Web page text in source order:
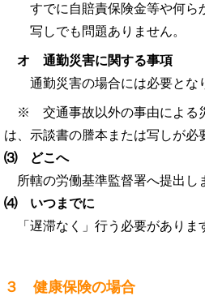
すでに自賠責保険金等や何ら
写しでも問題ありません。
オ 通勤災害に関する事項
通勤災害の場合には必要とな
※ 交通事故以外の事由による
は、示談書の謄本または写しが必
⑶ どこへ
所轄の労働基準監督署へ提出し
⑷ いつまでに
「遅滞なく」行う必要がありま
３ 健康保険の場合